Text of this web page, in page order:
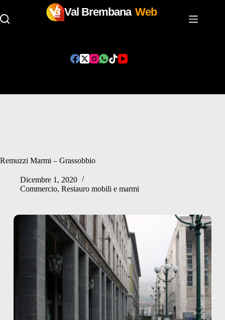
Val Brembana Web
Remuzzi Marmi – Grassobbio
Dicembre 1, 2020
Commercio, Restauro mobili e marmi